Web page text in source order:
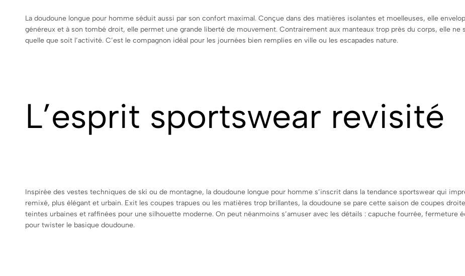
La doudoune longue pour homme séduit aussi par son confort maximal. Conçue dans des matières isolantes et moelleuses, elle
généreux et à son tombé droit, elle permet une grande liberté de mouvement. Contrairement aux manteaux trop près du corps, elle ne
quelle que soit l’activité. C’est le compagnon idéal pour les journées bien remplies en ville ou les escapades nature.
L’esprit sportswear revisité
Inspirée des vestes techniques de ski ou de montagne, la doudoune longue pour homme s’inscrit dans la tendance sportswear qui
remixé, plus élégant et urbain. Exit les coupes trapues ou les matières trop brillantes, la doudoune se pare cette saison de coupes
teintes urbaines et raffinées pour une silhouette moderne. On peut néanmoins s’amuser avec les détails : capuche fourrée, fermeture
pour twister le basique doudoune.